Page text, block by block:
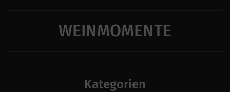
WEINMOMENTE
Kategorien